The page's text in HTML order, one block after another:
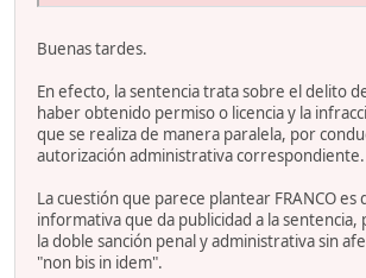
Buenas tardes.
En efecto, la sentencia trata sobre el delito
haber obtenido permiso o licencia y la
que se realiza de manera paralela, por
autorización administrativa correspondiente.
La cuestión que parece plantear FRANCO es
informativa que da publicidad a la sentencia,
la doble sanción penal y administrativa sin
"non bis in idem".